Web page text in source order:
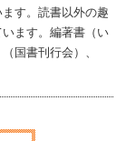
す。読書以外の趣
ます。編著書（い
国書刊行会）、